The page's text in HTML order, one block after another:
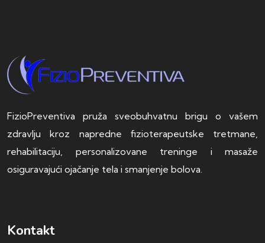
FizioPreventiva pruža sveobuhvatnu brigu o vašem
zdravlju kroz napredne fizioterapeutske tretmane,
rehabilitaciju, personalizovane treninge i masaže
osiguravajući ojačanje tela i smanjenje bolova.
Kontakt